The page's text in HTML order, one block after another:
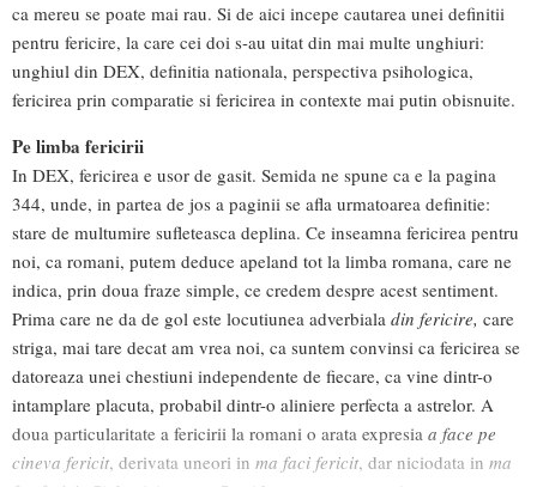
ca mereu se poate mai rau. Si de aici incepe cautarea unei definitii
pentru fericire, la care cei doi s-au uitat din mai multe unghiuri:
unghiul din DEX, definitia nationala, perspectiva psihologica,
fericirea prin comparatie si fericirea in contexte mai putin obisnuite.
Pe limba fericirii
In DEX, fericirea e usor de gasit. Semida ne spune ca e la pagina
344, unde, in partea de jos a paginii se afla urmatoarea definitie:
stare de multumire sufleteasca deplina. Ce inseamna fericirea pentru
noi, ca romani, putem deduce apeland tot la limba romana, care ne
indica, prin doua fraze simple, ce credem despre acest sentiment.
Prima care ne da de gol este locutiunea adverbiala din fericire, care
striga, mai tare decat am vrea noi, ca suntem convinsi ca fericirea se
datoreaza unei chestiuni independente de fiecare, ca vine dintr-o
intamplare placuta, probabil dintr-o aliniere perfecta a astrelor. A
doua particularitate a fericirii la romani o arata expresia a face pe
cineva fericit, derivata uneori in ma faci fericit, dar niciodata in ma